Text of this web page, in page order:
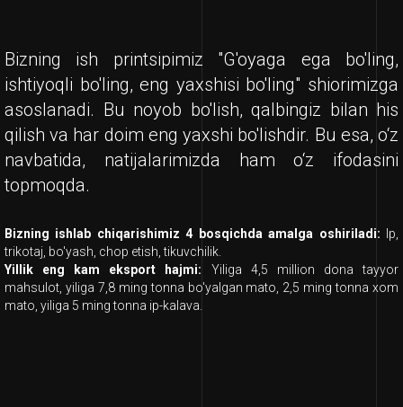
Bizning ish printsipimiz "G'oyaga ega bo'ling,
ishtiyoqli bo'ling, eng yaxshisi bo'ling" shiorimizga
asoslanadi. Bu noyob bo'lish, qalbingiz bilan his
qilish va har doim eng yaxshi bo'lishdir. Bu esa, o‘z
navbatida, natijalarimizda ham o‘z ifodasini
topmoqda.
Bizning ishlab chiqarishimiz 4 bosqichda amalga oshiriladi:
Ip,
trikotaj, bo'yash, chop etish, tikuvchilik.
Yillik eng kam eksport hajmi:
Yiliga 4,5 million dona tayyor
mahsulot, yiliga 7,8 ming tonna bo'yalgan mato, 2,5 ming tonna xom
mato, yiliga 5 ming tonna ip-kalava.